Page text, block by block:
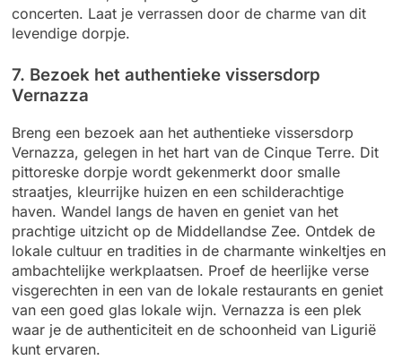
concerten. Laat je verrassen door de charme van dit
levendige dorpje.
7. Bezoek het authentieke vissersdorp
Vernazza
Breng een bezoek aan het authentieke vissersdorp
Vernazza, gelegen in het hart van de Cinque Terre. Dit
pittoreske dorpje wordt gekenmerkt door smalle
straatjes, kleurrijke huizen en een schilderachtige
haven. Wandel langs de haven en geniet van het
prachtige uitzicht op de Middellandse Zee. Ontdek de
lokale cultuur en tradities in de charmante winkeltjes en
ambachtelijke werkplaatsen. Proef de heerlijke verse
visgerechten in een van de lokale restaurants en geniet
van een goed glas lokale wijn. Vernazza is een plek
waar je de authenticiteit en de schoonheid van Ligurië
kunt ervaren.